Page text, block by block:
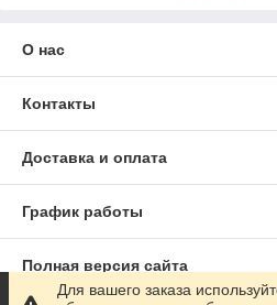
О нас
Контакты
Доставка и оплата
График работы
Полная версия сайта
Для вашего заказа